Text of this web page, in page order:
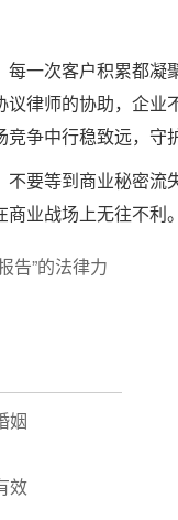
一次客户积累都
律师的协助，企
争中行稳致远，守
要等到商业秘密
业战场上无往不利。
告”的法律力
姻
效